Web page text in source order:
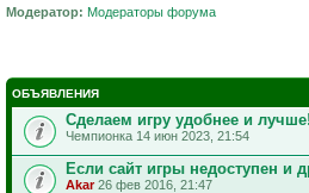
Модератор: Модераторы форума
ОБЪЯВЛЕНИЯ
Сделаем игру удобнее и лучше!
Чемпионка 14 июн 2023, 21:54
Если сайт игры недоступен и
Akar26 фев 2016, 21:47